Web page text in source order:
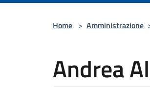
Home > Amministrazione
Andrea